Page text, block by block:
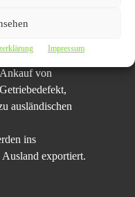
Impressum
fokussiert auf PKW
von
ausländischen
ins
Ausland exportiert.